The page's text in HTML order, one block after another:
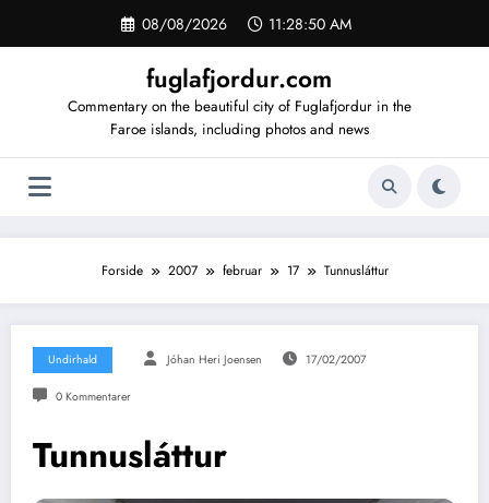
indhold
08/08/2026 11:28:51 AM
fuglafjordur.com
Commentary on the beautiful city of Fuglafjordur in the
Faroe islands, including photos and news
Forside 2007 februar 17 Tunnusláttur
Undirhald Jóhan Heri Joensen 17/02/2007
0 Kommentarer
Tunnusláttur